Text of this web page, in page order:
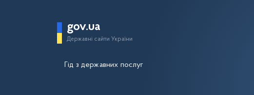
gov.ua
Державні сайти України
Гід з державних послуг